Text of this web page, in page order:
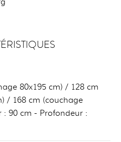
80x195 cm) / 128 cm
/ 168 cm (couchage
: 90 cm - Profondeur :